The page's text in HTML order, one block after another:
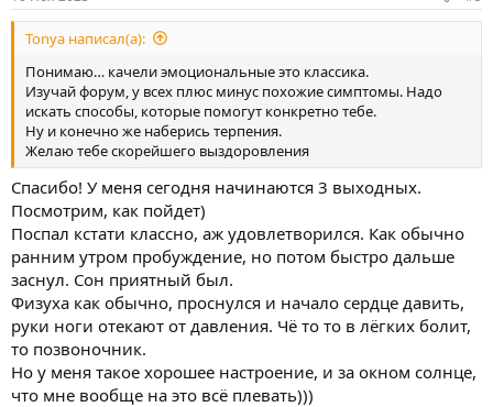
Tonya написал(а):
Понимаю… качели эмоциональные это классика.
Изучай форум, у всех плюс минус похожие симптомы. Надо
искать способы, которые помогут конкретно тебе.
Ну и конечно же наберись терпения.
Желаю тебе скорейшего выздоровления
Спасибо! У меня сегодня начинаются 3 выходных.
Посмотрим, как пойдет)
Поспал кстати классно, аж удовлетворился. Как обычно
ранним утром пробуждение, но потом быстро дальше
заснул. Сон приятный был.
Физуха как обычно, проснулся и начало сердце давить,
руки ноги отекают от давления. Чё то то в лёгких болит,
то позвоночник.
Но у меня такое хорошее настроение, и за окном солнце,
что мне вообще на это всё плевать)))